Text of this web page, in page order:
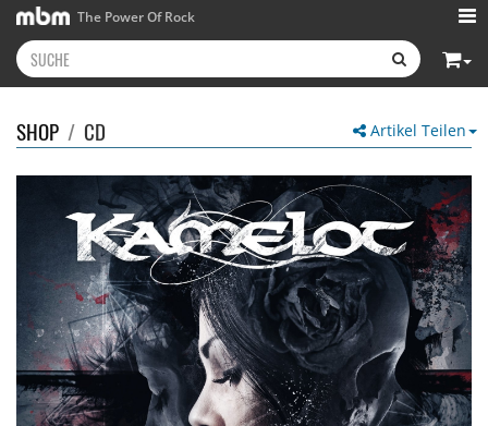
The Power Of Rock
Artikel Teilen
SHOP / CD